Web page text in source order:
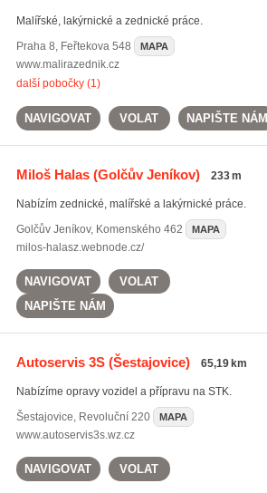
Malířské, lakýrnické a zednické práce.
Praha 8, Feřtekova 548 MAPA
www.malirazednik.cz
další pobočky (1)
NAVIGOVAT VOLAT NAPIŠTE NÁM
Miloš Halas(Golčův Jeníkov) 233 m
Nabízím zednické, malířské a lakýrnické práce.
Golčův Jeníkov, Komenského 462 MAPA
milos-halasz.webnode.cz/
NAVIGOVAT
VOLAT
NAPIŠTE NÁM
Autoservis 3S(Šestajovice) 65,19 km
Nabízíme opravy vozidel a přípravu na STK.
Šestajovice, Revoluční 220 MAPA
www.autoservis3s.wz.cz
NAVIGOVAT VOLAT